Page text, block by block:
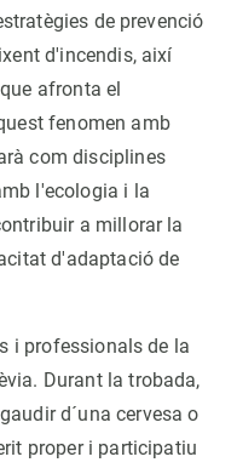
de prevenció
d'incendis, així
afronta el
fenomen amb
com disciplines
l'ecologia i la
a millorar la
d'adaptació de
i professionals de la
Durant la trobada,
d´una cervesa o
proper i participatiu